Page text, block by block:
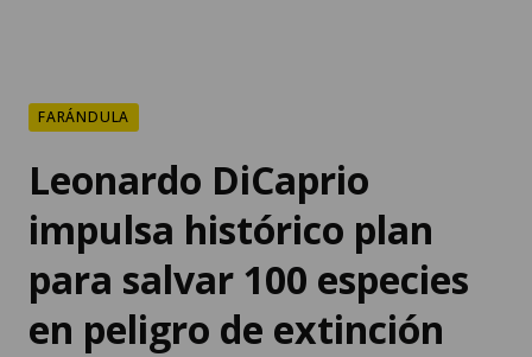
FARÁNDULA
Leonardo DiCaprio
impulsa histórico plan
para salvar 100 especies
en peligro de extinción